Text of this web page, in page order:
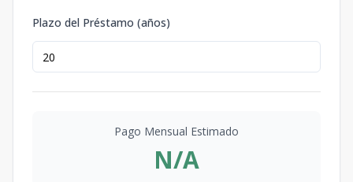
Plazo del Préstamo (años)
Pago Mensual Estimado
N/A